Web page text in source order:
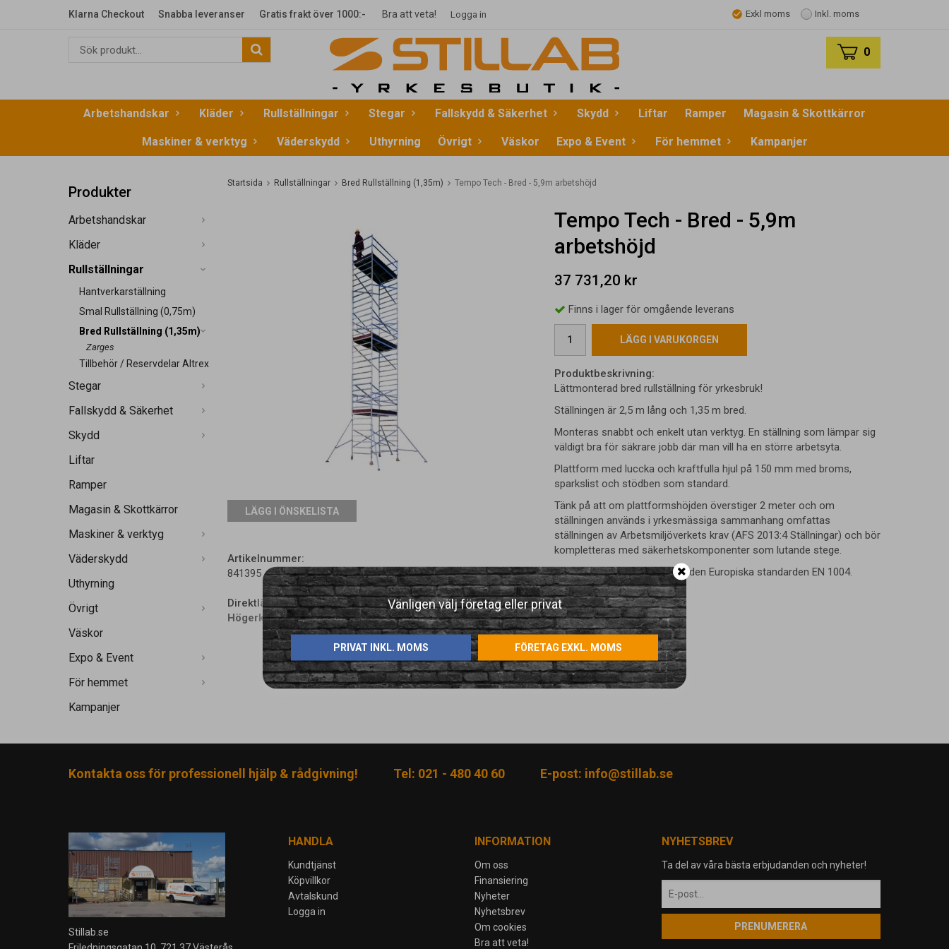
Klarna Checkout Snabba leveranser Gratis frakt över 1000:- Bra att veta! Logga in Exkl moms Inkl. moms
0
Arbetshandskar Kläder Rullställningar Stegar Fallskydd & Säkerhet Skydd Liftar Ramper Magasin & Skottkärror
Maskiner & verktyg Väderskydd Uthyrning Övrigt Väskor Expo & Event För hemmet Kampanjer
Produkter
Arbetshandskar
Kläder
Rullställningar
Hantverkarställning
Smal Rullställning (0,75m)
Bred Rullställning (1,35m)
Zarges
Tillbehör / Reservdelar Altrex
Stegar
Fallskydd & Säkerhet
Skydd
Liftar
Ramper
Magasin & Skottkärror
Maskiner & verktyg
Väderskydd
Uthyrning
Övrigt
Väskor
Expo & Event
För hemmet
Kampanjer
Startsida Rullställningar Bred Rullställning (1,35m) Tempo Tech - Bred - 5,9m arbetshöjd
Vänligen välj företag eller privat
PRIVAT INKL. MOMS FÖRETAG EXKL. MOMS
Tempo Tech - Bred - 5,9m
arbetshöjd
37 731,20 kr
Finns i lager för omgående leverans
LÄGG I VARUKORGEN
Produktbeskrivning:
Lättmonterad bred rullställning för yrkesbruk!
Ställningen är 2,5 m lång och 1,35 m bred.
Monteras snabbt och enkelt utan verktyg. En ställning som lämpar sig
väldigt bra för säkrare jobb där man vill ha en större arbetsyta.
Plattform med luccka och kraftfulla hjul på 150 mm med broms,
sparkslist och stödben som standard.
Tänk på att om plattformshöjden överstiger 2 meter och om
ställningen används i yrkesmässiga sammanhang omfattas
ställningen av Arbetsmiljöverkets krav (AFS 2013:4 Ställningar) och bör
kompletteras med säkerhetskomponenter som lutande stege.
Ställningen är godkänd enligt den Europiska standarden EN 1004.
LÄGG I ÖNSKELISTA
Artikelnummer:
841395
Direktlänk:
Högerklicka och kopiera adressen
Kontakta oss för professionell hjälp & rådgivning! Tel: 021 - 480 40 60 E-post: info@stillab.se
Stillab.se
HANDLA
Kundtjänst
Köpvillkor
Avtalskund
Logga in
INFORMATION
Om oss
Finansiering
Nyheter
Nyhetsbrev
Om cookies
Bra att veta!
NYHETSBREV
Ta del av våra bästa erbjudanden och nyheter!
PRENUMERERA